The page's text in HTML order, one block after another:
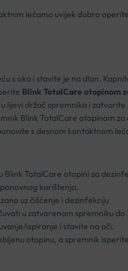
lećama uvijek dobro
s oka i stavite je na dlan.
Blink TotalCare otopinom
lijevi držač spremnika i zatvorite
Blink TotalCare otopinom
s desnom kontaktnom
Blink TotalCare otopini za
korištenja.
uz čišćenje i dezinfekciju
u zatvorenom spremniku
ispiranje i stavite na oči.
otopinu, a spremnik